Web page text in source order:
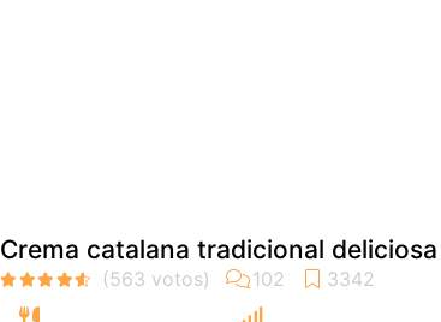
Crema catalana tradicional deliciosa